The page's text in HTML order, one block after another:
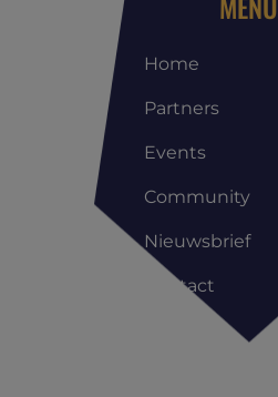
Home
Partners
Events
Community
Nieuwsbrief
Contact